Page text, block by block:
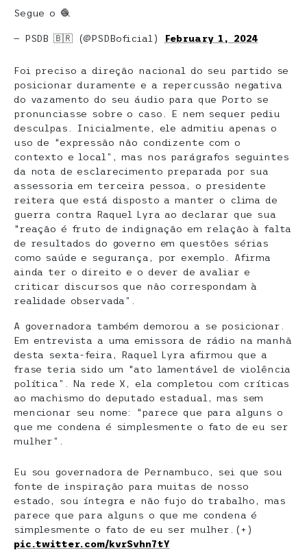
Segue o 🧶
— PSDB 🇧🇷 (@PSDBoficial) February 1, 2024
Foi preciso a direção nacional do seu partido se
posicionar duramente e a repercussão negativa
do vazamento do seu áudio para que Porto se
pronunciasse sobre o caso. E nem sequer pediu
desculpas. Inicialmente, ele admitiu apenas o
uso de “expressão não condizente com o
contexto e local”, mas nos parágrafos seguintes
da nota de esclarecimento preparada por sua
assessoria em terceira pessoa, o presidente
reitera que está disposto a manter o clima de
guerra contra Raquel Lyra ao declarar que sua
“reação é fruto de indignação em relação à falta
de resultados do governo em questões sérias
como saúde e segurança, por exemplo. Afirma
ainda ter o direito e o dever de avaliar e
criticar discursos que não correspondam à
realidade observada”.
A governadora também demorou a se posicionar.
Em entrevista a uma emissora de rádio na manhã
desta sexta-feira, Raquel Lyra afirmou que a
frase teria sido um “ato lamentável de violência
política”. Na rede X, ela completou com críticas
ao machismo do deputado estadual, mas sem
mencionar seu nome: “parece que para alguns o
que me condena é simplesmente o fato de eu ser
mulher”.
Eu sou governadora de Pernambuco, sei que sou
fonte de inspiração para muitas de nosso
estado, sou íntegra e não fujo do trabalho, mas
parece que para alguns o que me condena é
simplesmente o fato de eu ser mulher.(+)
pic.twitter.com/kvrSvhn7tY